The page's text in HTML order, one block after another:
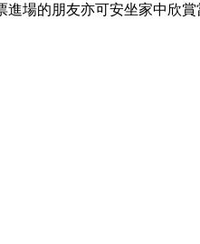
場的朋友亦可安坐家中欣賞